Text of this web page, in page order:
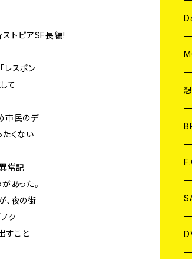
ストピアSF長編!
レスポン
て
市民のデ
くない
常記
あった。
、夜の街
ク
すこと